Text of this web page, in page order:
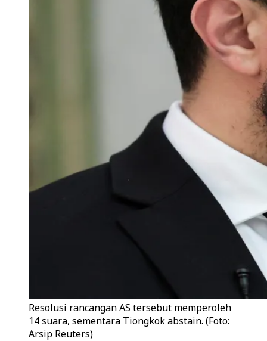
Resolusi rancangan AS tersebut memperoleh
14 suara, sementara Tiongkok abstain. (Foto:
Arsip Reuters)